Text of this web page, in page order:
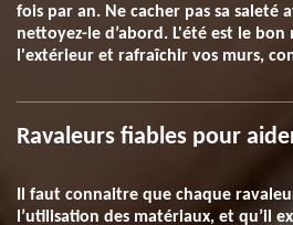
fois par an. Ne cacher pas sa saleté
nettoyez-le d’abord. L'été est le
l'extérieur et rafraîchir vos murs,
Ravaleurs fiables pour
Il faut connaitre que chaque
l’utilisation des matériaux, et qu’il